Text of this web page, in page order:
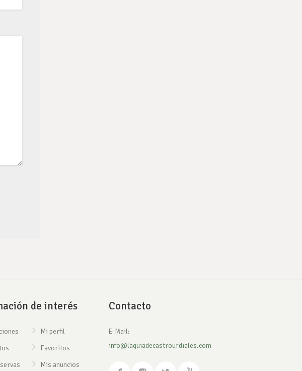
de interés
Mi perfil
Favoritos
Mis anuncios
Contacto
E-Mail:
info@laguiadecastrourdiales.com